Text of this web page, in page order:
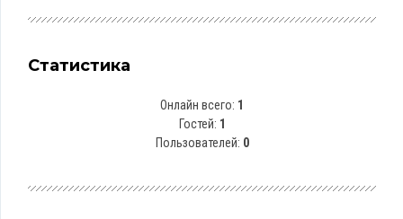
Статистика
Онлайн всего: 1
Гостей: 1
Пользователей: 0